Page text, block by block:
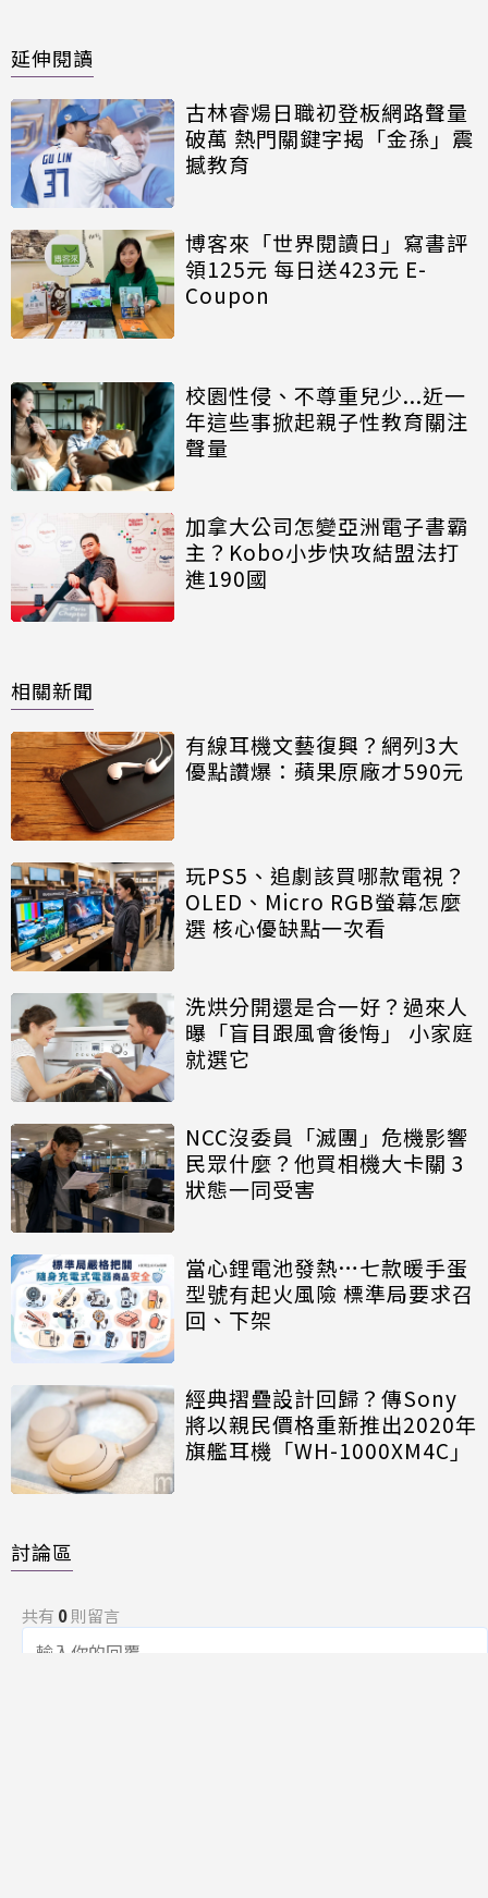
延伸閱讀
古林睿煬日職初登板網路聲量
破萬 熱門關鍵字揭「金孫」震
撼教育
博客來「世界閱讀日」寫書評
領125元 每日送423元 E-
Coupon
校園性侵、不尊重兒少...近一
年這些事掀起親子性教育關注
聲量
加拿大公司怎變亞洲電子書霸
主？Kobo小步快攻結盟法打
進190國
相關新聞
有線耳機文藝復興？網列3大
優點讚爆：蘋果原廠才590元
玩PS5、追劇該買哪款電視？
OLED、Micro RGB螢幕怎麼
選 核心優缺點一次看
洗烘分開還是合一好？過來人
曝「盲目跟風會後悔」 小家庭
就選它
NCC沒委員「滅團」危機影響
民眾什麼？他買相機大卡關 3
狀態一同受害
當心鋰電池發熱…七款暖手蛋
型號有起火風險 標準局要求召
回、下架
經典摺疊設計回歸？傳Sony
將以親民價格重新推出2020年
旗艦耳機「WH-1000XM4C」
討論區
共有 0則留言